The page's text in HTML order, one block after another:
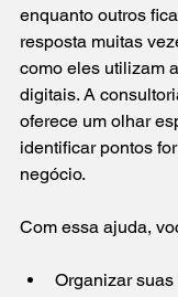
enquanto outros
resposta muitas
como eles utilizam
digitais. A
oferece um olhar
identificar pontos
negócio.
Com essa ajuda,
Organizar